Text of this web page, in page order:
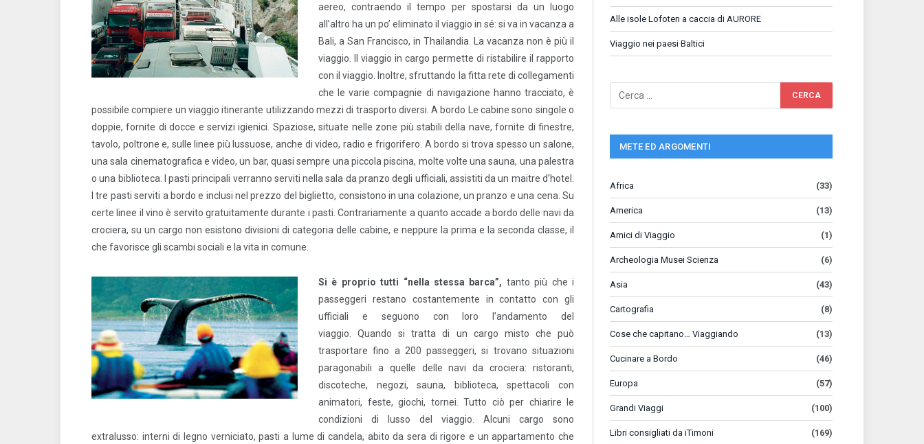
aereo, contraendo il tempo per spostarsi da un luogo
all’altro ha un po’ eliminato il viaggio in sé: si va in vacanza a
Bali, a San Francisco, in Thailandia. La vacanza non è più il
viaggio. Il viaggio in cargo permette di ristabilire il rapporto
con il viaggio. Inoltre, sfruttando la fitta rete di collegamenti
che le varie compagnie di navigazione hanno tracciato, è
possibile compiere un viaggio itinerante utilizzando mezzi di trasporto diversi. A bordo Le cabine sono singole o
doppie, fornite di docce e servizi igienici. Spaziose, situate nelle zone più stabili della nave, fornite di finestre,
tavolo, poltrone e, sulle linee più lussuose, anche di video, radio e frigorifero. A bordo si trova spesso un salone,
una sala cinematografica e video, un bar, quasi sempre una piccola piscina, molte volte una sauna, una palestra
o una biblioteca. I pasti principali verranno serviti nella sala da pranzo degli ufficiali, assistiti da un maitre d’hotel.
I tre pasti serviti a bordo e inclusi nel prezzo del biglietto, consistono in una colazione, un pranzo e una cena. Su
certe linee il vino è servito gratuitamente durante i pasti. Contrariamente a quanto accade a bordo delle navi da
crociera, su un cargo non esistono divisioni di categoria delle cabine, e neppure la prima e la seconda classe, il
che favorisce gli scambi sociali e la vita in comune.
Si è proprio tutti “nella stessa barca”, tanto più che i
passeggeri restano costantemente in contatto con gli
ufficiali e seguono con loro l’andamento del
viaggio. Quando si tratta di un cargo misto che può
trasportare fino a 200 passeggeri, si trovano situazioni
paragonabili a quelle delle navi da crociera: ristoranti,
discoteche, negozi, sauna, biblioteca, spettacoli con
animatori, feste, giochi, tornei. Tutto ciò per chiarire le
condizioni di lusso del viaggio. Alcuni cargo sono
extralusso: interni di legno verniciato, pasti a lume di candela, abito da sera di rigore e un appartamento che
Alle isole Lofoten a caccia di AURORE
Viaggio nei paesi Baltici
METE ED ARGOMENTI
Africa (33)
America (13)
Amici di Viaggio (1)
Archeologia Musei Scienza (6)
Asia (43)
Cartografia (8)
Cose che capitano… Viaggiando (13)
Cucinare a Bordo (46)
Europa (57)
Grandi Viaggi (100)
Libri consigliati da iTimoni (169)